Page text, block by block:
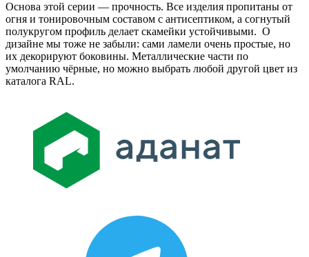
Основа этой серии — прочность. Все изделия пропитаны от
огня и тонировочным составом с антисептиком, а согнутый
полукругом профиль делает скамейки устойчивыми. О
дизайне мы тоже не забыли: сами ламели очень простые, но
их декорируют боковины. Металлические части по
умолчанию чёрные, но можно выбрать любой другой цвет из
каталога RAL.